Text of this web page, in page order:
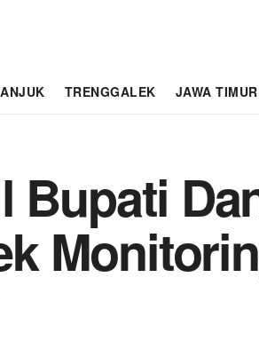
TRENGGALEK JAWA TIMUR
Bupati